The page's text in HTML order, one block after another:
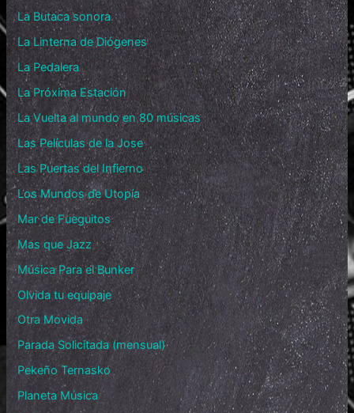
La Butaca sonora
La Linterna de Diógenes
La Pedalera
La Próxima Estación
La Vuelta al mundo en 80 músicas
Las Películas de la Jose
Las Puertas del Infierno
Los Mundos de Utopía
Mar de Fueguitos
Mas que Jazz
Música Para el Bunker
Olvida tu equipaje
Otra Movida
Parada Solicitada (mensual)
Pekeño Ternasko
Planeta Música